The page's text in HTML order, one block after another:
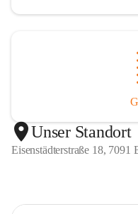
Unser Standort
Eisenstädterstraße 18,